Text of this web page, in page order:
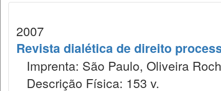
2007
Revista dialética de direito
Imprenta: São Paulo, Oliveira
Descrição Física: 153 v.